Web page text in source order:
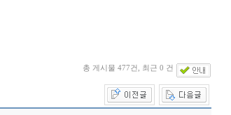
총 게시물 477건, 최근 0 건